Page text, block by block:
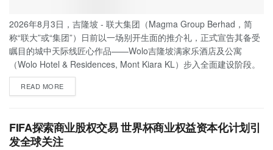
2026年8月3日，吉隆坡 - 联大集团（Magma Group Berhad，简
称“联大”或“集团”）日前以一场别开生面的推介礼，正式宣告其备受
瞩目的城中天际线匠心作品——Wolo吉隆坡满家乐酒店及公寓
（Wolo Hotel & Residences, Mont Kiara KL）步入全面建设阶段。
READ MORE
FIFA探索商业股权交易 世界杯商业权益资本化计划引
发全球关注